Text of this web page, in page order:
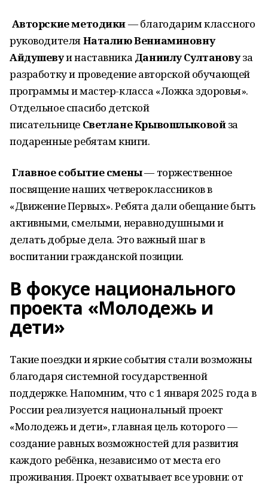
Авторские методики— благодарим классного
руководителяНаталию Вениаминовну
Айдушевуи наставника Даниилу Султановуза
разработку и проведение авторской обучающей
программы и мастер-класса «Ложка здоровья».
Отдельное спасибо детской
писательнице Светлане Крывошлыковойза
подаренные ребятам книги.
Главное событие смены— торжественное
посвящение наших четвероклассников в
«Движение Первых». Ребята дали обещание быть
активными, смелыми, неравнодушными и
делать добрые дела. Это важный шаг в
воспитании гражданской позиции.
В фокусе национального
проекта «Молодежь и
дети»
Такие поездки и яркие события стали возможны
благодаря системной государственной
поддержке. Напомним, что с 1 января 2025 года в
России реализуется национальный проект
«Молодежь и дети», главная цель которого —
создание равных возможностей для развития
каждого ребёнка, независимо от места его
проживания. Проект охватывает все уровни: от